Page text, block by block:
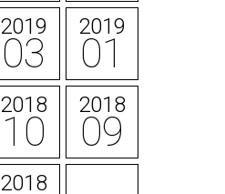
2019
03
2019
01
2018
10
2018
09
2018